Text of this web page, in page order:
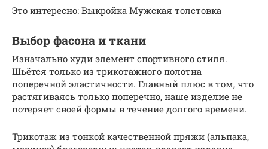
Это интересно: Выкройка Мужская толстовка
Выбор фасона и ткани
Изначально худи элемент спортивного стиля.
Шьётся только из трикотажного полотна
поперечной эластичности. Главный плюс в том, что
растягиваясь только поперечно, наше изделие не
потеряет своей формы в течение долгого времени.
Трикотаж из тонкой качественной пряжи (альпака,